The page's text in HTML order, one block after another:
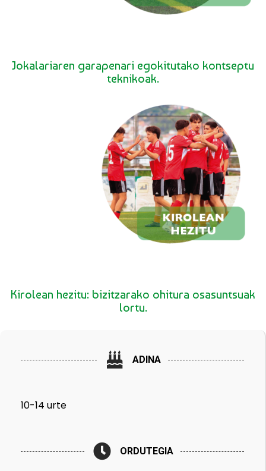
Jokalariaren garapenari egokitutako kontseptu
teknikoak.
Kirolean hezitu: bizitzarako ohitura osasuntsuak
lortu.
ADINA
10-14 urte
ORDUTEGIA